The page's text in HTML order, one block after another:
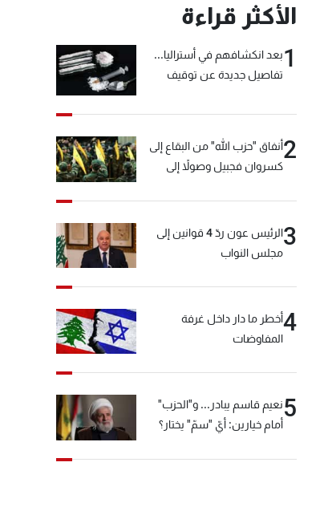
الأكثر قراءة
1بعد انكشافهم في أستراليا...
تفاصيل جديدة عن توقيف
2أنفاق "حزب الله" من البقاع إلى
كسروان فجبيل وصولاً إلى
3
الرئيس عون ردّ 4 قوانين إلى
مجلس النواب
4أخطر ما دار داخل غرفة
المفاوضات
5نعيم قاسم يبادر... و"الحزب"
أمام خيارين: أيّ "سمّ" يختار؟